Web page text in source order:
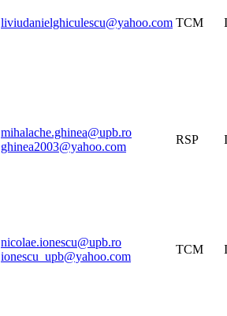
liviudanielghiculescu@yahoo.com TCM
mihalache.ghinea@upb.ro
ghinea2003@yahoo.com
RSP
nicolae.ionescu@upb.ro
ionescu_upb@yahoo.com
TCM